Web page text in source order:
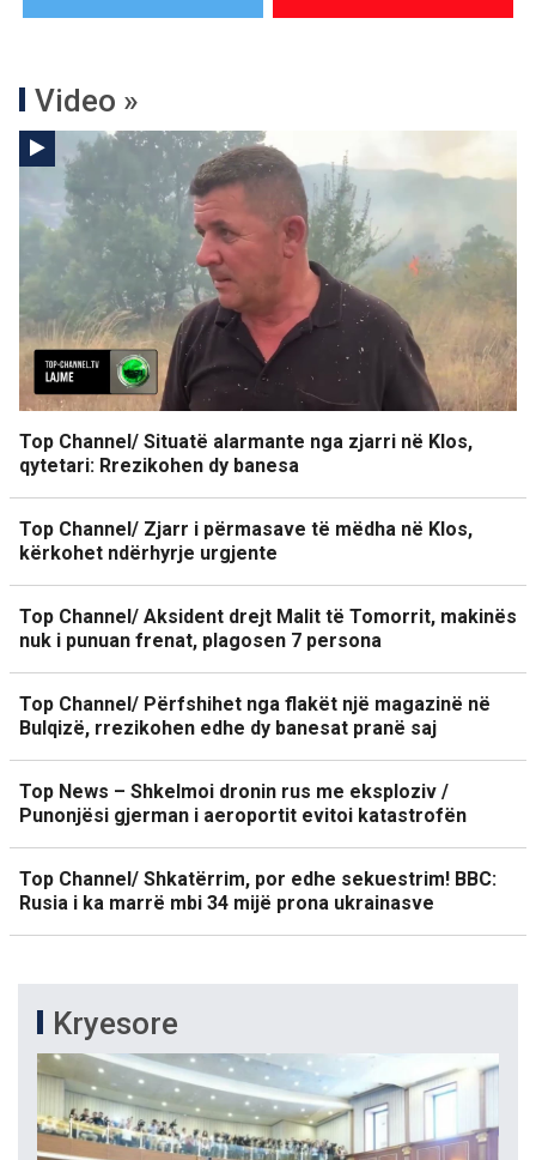
Video »
Top Channel/ Situatë alarmante nga zjarri në Klos,
qytetari: Rrezikohen dy banesa
Top Channel/ Zjarr i përmasave të mëdha në Klos,
kërkohet ndërhyrje urgjente
Top Channel/ Aksident drejt Malit të Tomorrit, makinës
nuk i punuan frenat, plagosen 7 persona
Top Channel/ Përfshihet nga flakët një magazinë në
Bulqizë, rrezikohen edhe dy banesat pranë saj
Top News – Shkelmoi dronin rus me eksploziv /
Punonjësi gjerman i aeroportit evitoi katastrofën
Top Channel/ Shkatërrim, por edhe sekuestrim! BBC:
Rusia i ka marrë mbi 34 mijë prona ukrainasve
Kryesore